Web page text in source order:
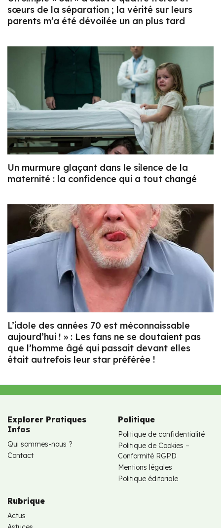
sœurs de la séparation ; la vérité sur leurs
parents m’a été dévoilée un an plus tard
Un murmure glaçant dans le silence de la
maternité : la confidence qui a tout changé
L’idole des années 70 est méconnaissable
aujourd’hui ! » : Les fans ne se doutaient pas
que l’homme âgé qui passait devant elles
était autrefois leur star préférée !
Explorer Pratiques
Infos
Qui sommes-nous ?
Contact
Politique
Politique de confidentialité
Politique de Cookies –
Conformité RGPD
Mentions légales
Politique éditoriale
Rubrique
Actus